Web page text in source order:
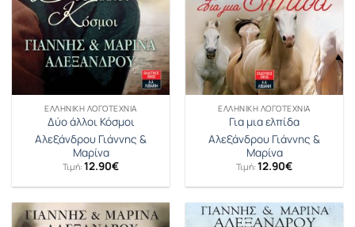
ΕΛΛΗΝΙΚΉ ΛΟΓΟΤΕΧΝΊΑ
Δύο άλλοι Κόσμοι
Αλεξάνδρου Γιάννης &
Μαρίνα
Τιμή: 12.90€
ΕΛΛΗΝΙΚΉ ΛΟΓΟΤΕΧΝΊΑ
Για μια ελπίδα
Αλεξάνδρου Γιάννης &
Μαρίνα
Τιμή: 12.90€